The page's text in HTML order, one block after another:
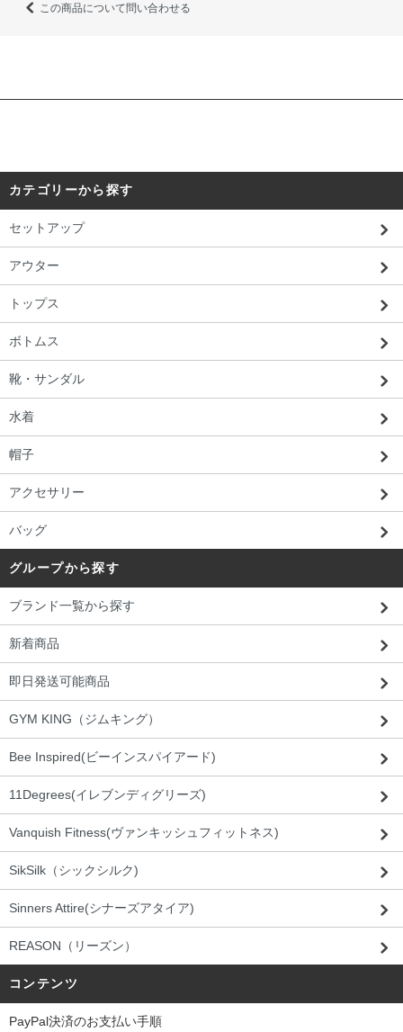
この商品について問い合わせる
カテゴリーから探す
セットアップ
アウター
トップス
ボトムス
靴・サンダル
水着
帽子
アクセサリー
バッグ
グループから探す
ブランド一覧から探す
新着商品
即日発送可能商品
GYM KING（ジムキング）
Bee Inspired(ビーインスパイアード)
11Degrees(イレブンディグリーズ)
Vanquish Fitness(ヴァンキッシュフィットネス)
SikSilk（シックシルク)
Sinners Attire(シナーズアタイア)
REASON（リーズン）
コンテンツ
PayPal決済のお支払い手順